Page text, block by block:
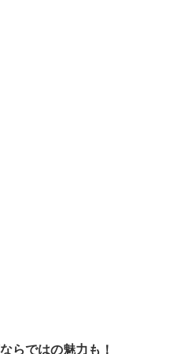
らではの魅力も！